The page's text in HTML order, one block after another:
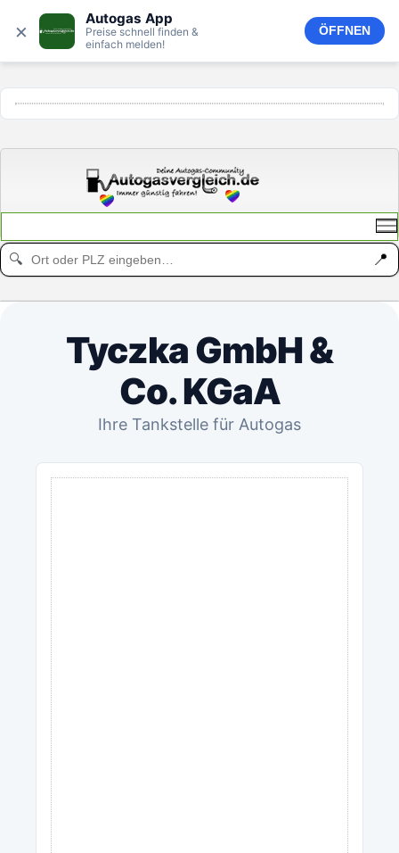
× Autogas App
Preise schnell finden &
einfach melden!
ÖFFNEN
🔍 📍
Tyczka GmbH &
Co. KGaA
Ihre Tankstelle für Autogas